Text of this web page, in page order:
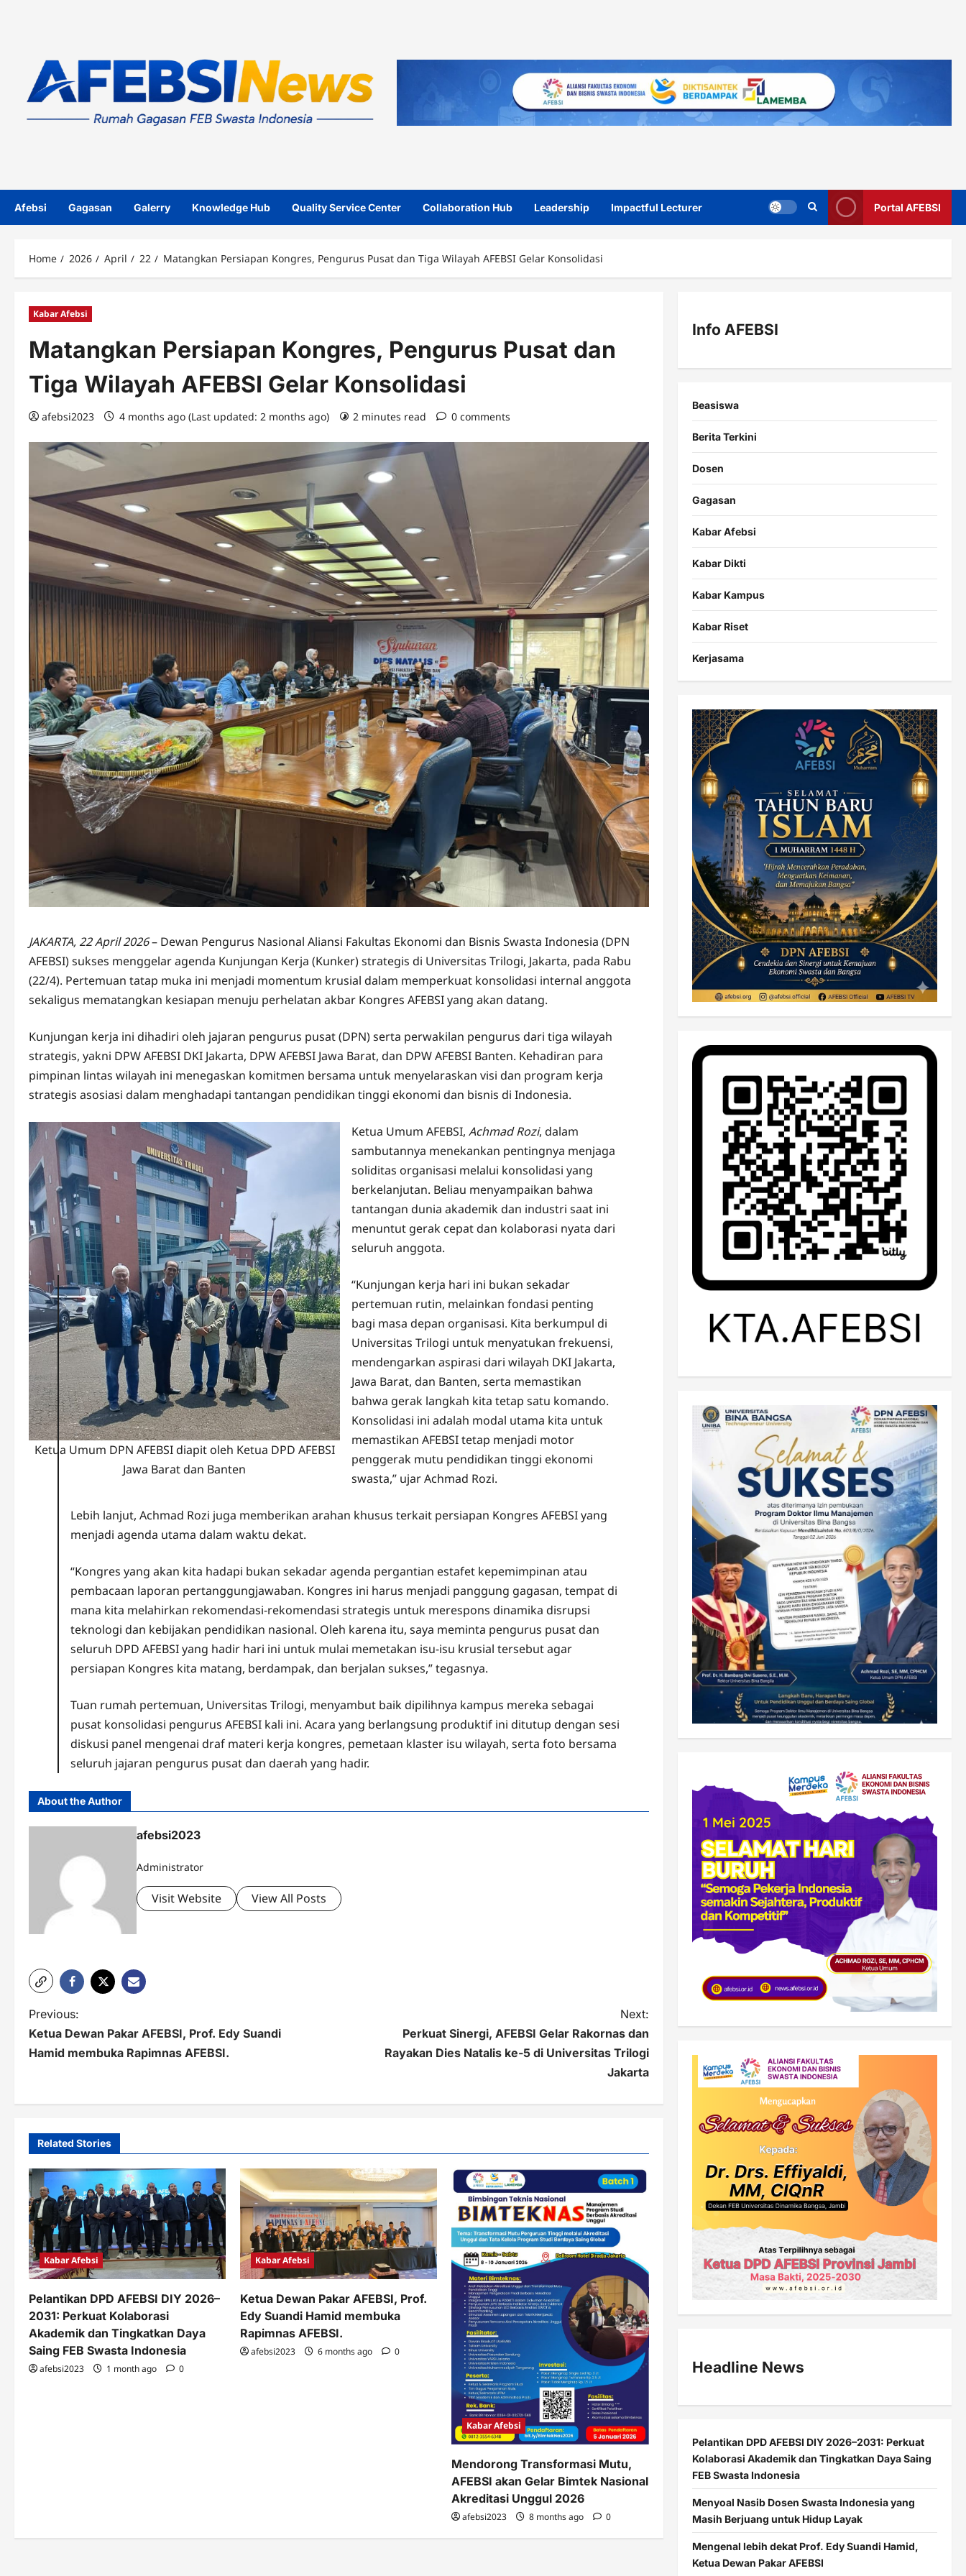
Afebsi Gagasan Galerry Knowledge Hub Quality Service Center Collaboration Hub Leadership Impactful Lecturer Portal AFEBSI
Home 2026 April 22 Matangkan Persiapan Kongres, Pengurus Pusat dan Tiga Wilayah AFEBSI Gelar Konsolidasi
Kabar Afebsi
Matangkan Persiapan Kongres, Pengurus Pusat dan
Tiga Wilayah AFEBSI Gelar Konsolidasi
afebsi2023 4 months ago (Last updated: 2 months ago) 2 minutes read 0 comments
JAKARTA, 22 April 2026– Dewan Pengurus Nasional Aliansi Fakultas Ekonomi dan Bisnis Swasta Indonesia (DPN
AFEBSI) sukses menggelar agenda Kunjungan Kerja (Kunker) strategis di Universitas Trilogi, Jakarta, pada Rabu
(22/4). Pertemuan tatap muka ini menjadi momentum krusial dalam memperkuat konsolidasi internal anggota
sekaligus mematangkan kesiapan menuju perhelatan akbar Kongres AFEBSI yang akan datang.
Kunjungan kerja ini dihadiri oleh jajaran pengurus pusat (DPN) serta perwakilan pengurus dari tiga wilayah
strategis, yakni DPW AFEBSI DKI Jakarta, DPW AFEBSI Jawa Barat, dan DPW AFEBSI Banten. Kehadiran para
pimpinan lintas wilayah ini menegaskan komitmen bersama untuk menyelaraskan visi dan program kerja
strategis asosiasi dalam menghadapi tantangan pendidikan tinggi ekonomi dan bisnis di Indonesia.
Ketua Umum DPN AFEBSI diapit oleh Ketua DPD AFEBSI
Jawa Barat dan Banten
Ketua Umum AFEBSI, Achmad Rozi, dalam
sambutannya menekankan pentingnya menjaga
soliditas organisasi melalui konsolidasi yang
berkelanjutan. Beliau menyampaikan bahwa
tantangan dunia akademik dan industri saat ini
menuntut gerak cepat dan kolaborasi nyata dari
seluruh anggota.
“Kunjungan kerja hari ini bukan sekadar
pertemuan rutin, melainkan fondasi penting
bagi masa depan organisasi. Kita berkumpul di
Universitas Trilogi untuk menyatukan frekuensi,
mendengarkan aspirasi dari wilayah DKI Jakarta,
Jawa Barat, dan Banten, serta memastikan
bahwa gerak langkah kita tetap satu komando.
Konsolidasi ini adalah modal utama kita untuk
memastikan AFEBSI tetap menjadi motor
penggerak mutu pendidikan tinggi ekonomi
swasta,” ujar Achmad Rozi.
Lebih lanjut, Achmad Rozi juga memberikan arahan khusus terkait persiapan Kongres AFEBSI yang
menjadi agenda utama dalam waktu dekat.
“Kongres yang akan kita hadapi bukan sekadar agenda pergantian estafet kepemimpinan atau
pembacaan laporan pertanggungjawaban. Kongres ini harus menjadi panggung gagasan, tempat di
mana kita melahirkan rekomendasi-rekomendasi strategis untuk merespons dinamika disrupsi
teknologi dan kebijakan pendidikan nasional. Oleh karena itu, saya meminta pengurus pusat dan
seluruh DPD AFEBSI yang hadir hari ini untuk mulai memetakan isu-isu krusial tersebut agar
persiapan Kongres kita matang, berdampak, dan berjalan sukses,” tegasnya.
Tuan rumah pertemuan, Universitas Trilogi, menyambut baik dipilihnya kampus mereka sebagai
pusat konsolidasi pengurus AFEBSI kali ini. Acara yang berlangsung produktif ini ditutup dengan sesi
diskusi panel mengenai draf materi kerja kongres, pemetaan klaster isu wilayah, serta foto bersama
seluruh jajaran pengurus pusat dan daerah yang hadir.
About the Author
afebsi2023
Administrator
Visit Website View All Posts
P
o
v
i
g
a
t
i
o
n
Previous:
Ketua Dewan Pakar AFEBSI, Prof. Edy Suandi
Hamid membuka Rapimnas AFEBSI.
Next:
Perkuat Sinergi, AFEBSI Gelar Rakornas dan
Rayakan Dies Natalis ke-5 di Universitas Trilogi
Jakarta
Related Stories
Kabar Afebsi
Pelantikan DPD AFEBSI DIY 2026–
2031: Perkuat Kolaborasi
Akademik dan Tingkatkan Daya
Saing FEB Swasta Indonesia
afebsi2023 1 month ago 0
Kabar Afebsi
Ketua Dewan Pakar AFEBSI, Prof.
Edy Suandi Hamid membuka
Rapimnas AFEBSI.
afebsi2023 6 months ago 0
Kabar Afebsi
Mendorong Transformasi Mutu,
AFEBSI akan Gelar Bimtek Nasional
Akreditasi Unggul 2026
afebsi2023 8 months ago 0
Info AFEBSI
Beasiswa
Berita Terkini
Dosen
Gagasan
Kabar Afebsi
Kabar Dikti
Kabar Kampus
Kabar Riset
Kerjasama
Headline News
Pelantikan DPD AFEBSI DIY 2026–2031: Perkuat
Kolaborasi Akademik dan Tingkatkan Daya Saing
FEB Swasta Indonesia
Menyoal Nasib Dosen Swasta Indonesia yang
Masih Berjuang untuk Hidup Layak
Mengenal lebih dekat Prof. Edy Suandi Hamid,
Ketua Dewan Pakar AFEBSI